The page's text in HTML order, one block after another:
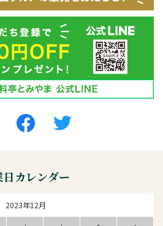
日カレンダー
2023年12月